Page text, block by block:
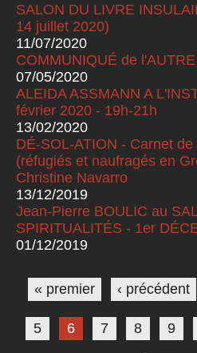
SALON DU LIVRE
14 juillet 2020)
11/07/2020
COMMUNIQUÉ de
07/05/2020
ALEIDA ASSMANN A
février 2020 - 19h-21h
13/02/2020
DÉ-SOL-ATION - Carnet
(réfugiés et naufragés en
Christine Navarro
13/12/2019
Jean-Pierre BOULIC au
SPIRITUALITÉS - 1er
01/12/2019
Pages
« premier ‹ précédent
5 6 7 8 9